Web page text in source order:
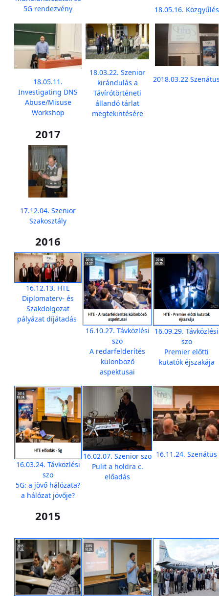
5G rendezvény
18.05.16. Közgyűlés
18.05.11.
Investigating DNS
Abuse/Misuse
Workshop
18.03.22. Szenior
kirándulás a
Távírótörténeti
állandó tárlat
megtekintésére
2018.03.22
2017
17.12.04. Szenior
Szakosztály
2016
16.12.13. HTE
Diplomaterv- és
Szakdolgozat
pályázat díjátadás
16.10.27. Távközlési
szo
A redarfelderítés
különböző
aspektusai
16.09.29. Távközlési
szo
Premier előtti
kutatók éjszakája
16.03.24. Távközlési
szo
5G: a jövő hálózata?
a hálózat jövője?
16.02.07. Szenior szo
Pulit a holdra c.
előadás
16.11.24. Szenátus
2015